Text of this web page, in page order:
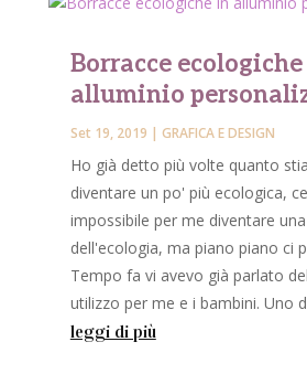
Borracce
alluminio
Set 19, 2019 | GRAFICA E DESIGN
Ho già detto più volte quanto
diventare un po' più ecologica,
impossibile per me diventare
dell'ecologia, ma piano piano ci
Tempo fa vi avevo già parlato
utilizzo per me e i bambini. Uno
leggi di più